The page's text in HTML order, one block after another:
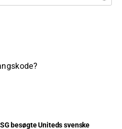
besøgte Uniteds svenske